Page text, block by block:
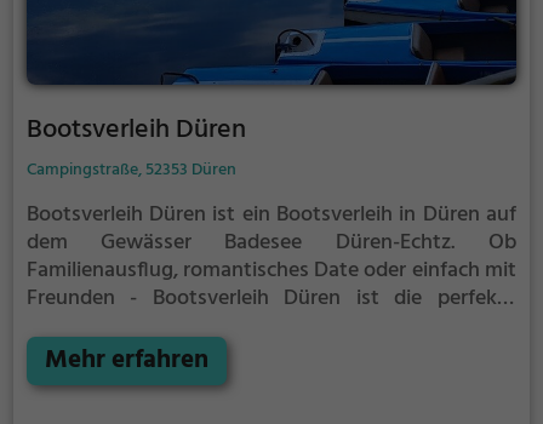
Bootsverleih Düren
Campingstraße, 52353 Düren
Bootsverleih Düren ist ein Bootsverleih in Düren auf
dem Gewässer Badesee Düren-Echtz. Ob
Familienausflug, romantisches Date oder einfach mit
Freunden - Bootsverleih Düren ist die perfekte
Naturfreunde als auch Sportbegeisterte und echte
Wasserratten auf ihre Kosten.
Mehr erfahren